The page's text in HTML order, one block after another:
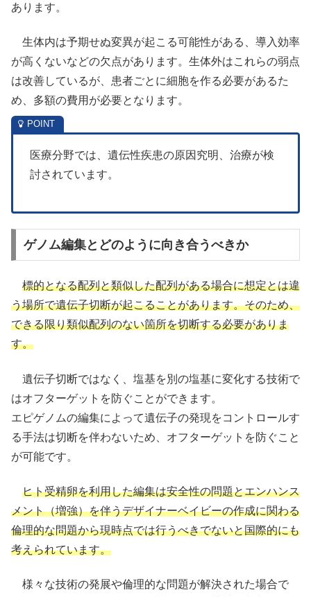
あります。
生体内は予期せぬ変異が起こる可能性がある、導入効率
が高くないなどの欠点があります。生体外はこれらの弱点
は改善しているが、患者ごとに細胞を作る必要があるた
め、多額の費用が必要となります。
医療分野では、遺伝性疾患の原因究明、治療が検
討されています。
ゲノム編集とどのように向き合うべきか
標的となる配列と類似した配列がある場合に想定とは違
う場所で遺伝子切断が起こることがあります。そのため、
できる限り類似配列のない箇所を切断する必要がありま
す。
遺伝子切断ではなく、塩基を別の塩基に変化する技術で
はオフターゲットを防ぐことができます。
エピゲノムの編集によって遺伝子の発現をコントロールす
る手法は切断を伴わないため、オフターゲットを防ぐこと
が可能です。
ヒト受精卵を利用した編集は安全性の問題とエンハンス
メント（増強）を伴うデザイナーベイビーの作成に関わる
倫理的な問題から現時点では行うべきでないと国際的にも
考えられています。
様々な技術の発展や倫理的な問題が解決された場合で